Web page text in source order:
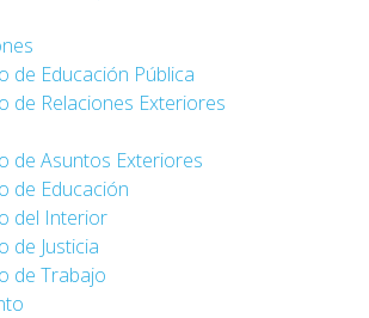
de Educación Pública
de Relaciones Exteriores
de Asuntos Exteriores
de Educación
del Interior
de Justicia
de Trabajo